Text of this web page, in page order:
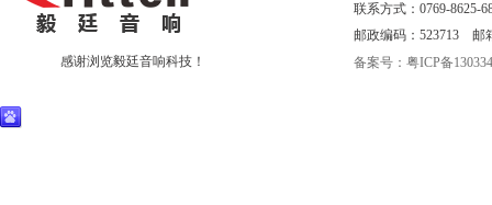
感谢浏览毅廷音响科技！
联系方式：0769-8625-
邮政编码：523713 邮
备案号： 粤ICP备